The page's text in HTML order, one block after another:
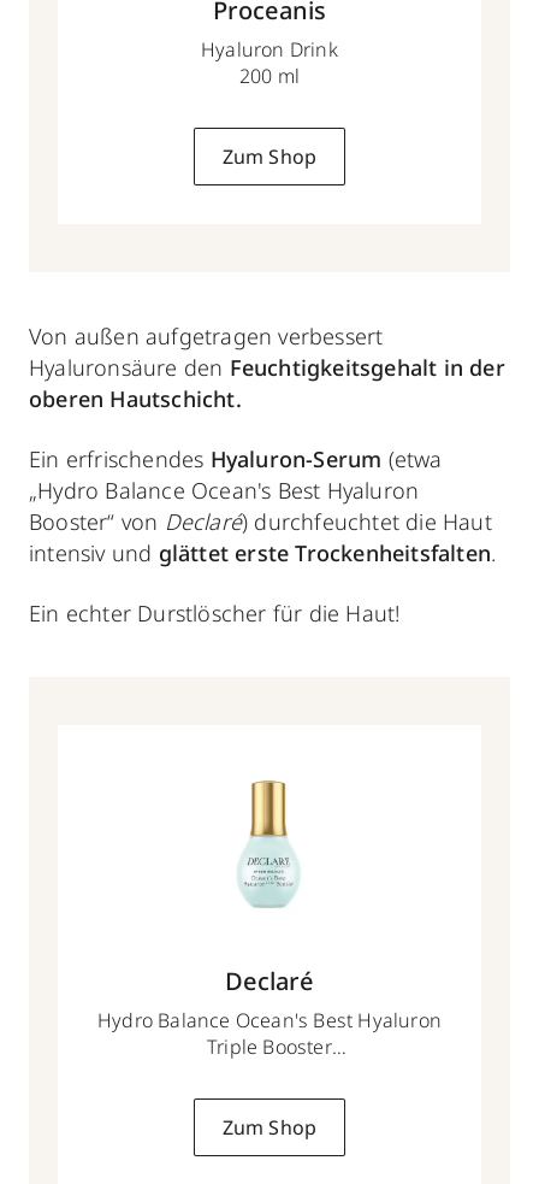
Proceanis
Hyaluron Drink
200 ml
Zum Shop
Von außen aufgetragen verbessert
Hyaluronsäure den Feuchtigkeitsgehalt in der
oberen Hautschicht.
Ein erfrischendes Hyaluron-Serum (etwa
„Hydro Balance Ocean's Best Hyaluron
Booster“ von Declaré) durchfeuchtet die Haut
intensiv und glättet erste Trockenheitsfalten.
Ein echter Durstlöscher für die Haut!
Declaré
Hydro Balance Ocean's Best Hyaluron
Triple Booster
Zum Shop